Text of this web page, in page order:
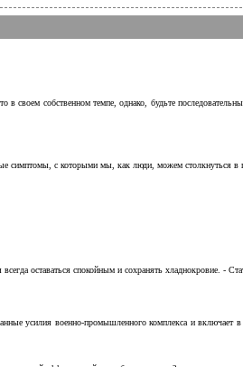
собственном темпе, однако, будьте
симптомы, с которыми мы, как люди, можем столкнуться в
оставаться спокойным и сохранять хладнокровие. -
усилия военно-промышленного комплекса и